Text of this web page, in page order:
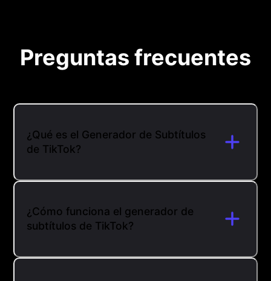
Preguntas frecuentes
¿Qué es el Generador de Subtítulos
de TikTok?
¿Cómo funciona el generador de
subtítulos de TikTok?